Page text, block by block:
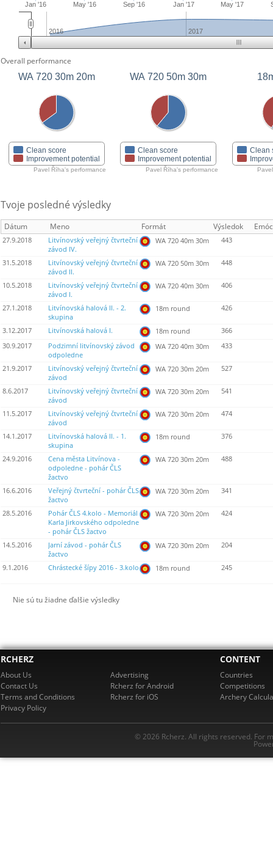
Jan '16 May '16 Sep '16 Jan '17 May '17
2017
2016
Overall performance
WA 720 30m 20m
Clean score
Improvement potential
Pavel Říha's performance
WA 720 50m 30m
Clean score
Improvement potential
Pavel Říha's performance
Clean
Tvoje posledné výsledky
Dátum Meno Formát Výsledok
27.9.2018
Litvínovský veřejný čtvrteční
závod IV.
WA 720 40m 30m 443
31.5.2018
Litvínovský veřejný čtvrteční
závod II.
WA 720 50m 30m 448
10.5.2018
Litvínovský veřejný čtvrteční
závod I.
WA 720 40m 30m 406
27.1.2018
Litvínovská halová II. - 2.
skupina
18m round 426
3.12.2017 Litvínovská halová I. 18m round
366
30.9.2017
Podzimní litvínovský závod
odpoledne
WA 720 40m 30m 433
21.9.2017
Litvínovský veřejný čtvrteční
závod
WA 720 30m 20m 527
8.6.2017
Litvínovský veřejný čtvrteční
závod
WA 720 30m 20m 541
11.5.2017
Litvínovský veřejný čtvrteční
závod
WA 720 30m 20m 474
14.1.2017
Litvínovská halová II. - 1.
skupina
18m round 376
24.9.2016
Cena města Litvínova -
odpoledne - pohár ČLS
žactvo
WA 720 30m 20m 488
16.6.2016
Veřejný čtvrteční - pohár ČLS
žactvo
WA 720 30m 20m 341
28.5.2016
Pohár ČLS 4.kolo - Memoriál
Karla Jirkovského odpoledne
- pohár ČLS žactvo
WA 720 30m 20m 424
14.5.2016
Jarní závod - pohár ČLS
žactvo
WA 720 30m 20m 204
9.1.2016 Chrástecké šípy 2016 - 3.kolo 18m round 245
Nie sú tu žiadne ďalšie výsledky
RCHERZ
About Us
Contact Us
Terms and Conditions
Privacy Policy
Advertising
Rcherz for Android
Rcherz for iOS
CONTENT
Countries
Competitions
Archery
© 2026 Rcherz. All rights reserved. For